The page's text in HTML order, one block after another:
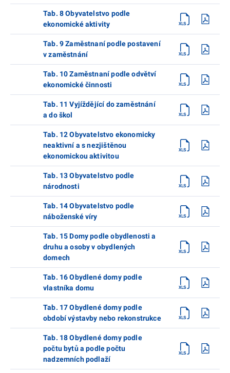
Tab. 8 Obyvatelstvo podle
ekonomické aktivity
Tab. 9 Zaměstnaní podle postavení
v zaměstnání
Tab. 10 Zaměstnaní podle odvětví
ekonomické činnosti
Tab. 11 Vyjíždějící do zaměstnání
a do škol
Tab. 12 Obyvatelstvo ekonomicky
neaktivní a s nezjištěnou
ekonomickou aktivitou
Tab. 13 Obyvatelstvo podle
národnosti
Tab. 14 Obyvatelstvo podle
náboženské víry
Tab. 15 Domy podle obydlenosti a
druhu a osoby v obydlených
domech
Tab. 16 Obydlené domy podle
vlastníka domu
Tab. 17 Obydlené domy podle
období výstavby nebo rekonstrukce
Tab. 18 Obydlené domy podle
počtu bytů a podle počtu
nadzemních podlaží